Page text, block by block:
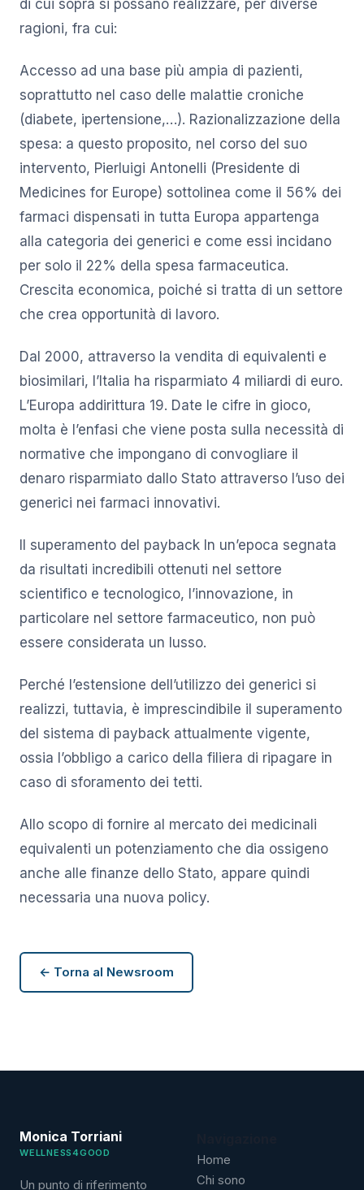
di cui sopra si possano realizzare, per diverse
ragioni, fra cui:
Accesso ad una base più ampia di pazienti,
soprattutto nel caso delle malattie croniche
(diabete, ipertensione,…). Razionalizzazione della
spesa: a questo proposito, nel corso del suo
intervento, Pierluigi Antonelli (Presidente di
Medicines for Europe) sottolinea come il 56% dei
farmaci dispensati in tutta Europa appartenga
alla categoria dei generici e come essi incidano
per solo il 22% della spesa farmaceutica.
Crescita economica, poiché si tratta di un settore
che crea opportunità di lavoro.
Dal 2000, attraverso la vendita di equivalenti e
biosimilari, l’Italia ha risparmiato 4 miliardi di euro.
L’Europa addirittura 19. Date le cifre in gioco,
molta è l’enfasi che viene posta sulla necessità di
normative che impongano di convogliare il
denaro risparmiato dallo Stato attraverso l’uso dei
generici nei farmaci innovativi.
Il superamento del payback In un’epoca segnata
da risultati incredibili ottenuti nel settore
scientifico e tecnologico, l’innovazione, in
particolare nel settore farmaceutico, non può
essere considerata un lusso.
Perché l’estensione dell’utilizzo dei generici si
realizzi, tuttavia, è imprescindibile il superamento
del sistema di payback attualmente vigente,
ossia l’obbligo a carico della filiera di ripagare in
caso di sforamento dei tetti.
Allo scopo di fornire al mercato dei medicinali
equivalenti un potenziamento che dia ossigeno
anche alle finanze dello Stato, appare quindi
necessaria una nuova policy.
← Torna al Newsroom
Monica Torriani
WELLNESS4GOOD
Un punto di riferimento
Home
Chi sono